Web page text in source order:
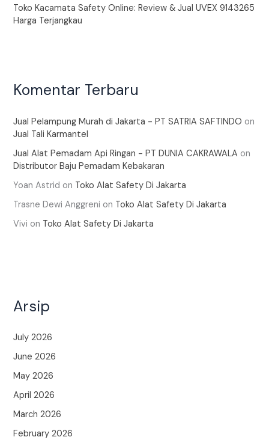
Toko Kacamata Safety Online: Review & Jual UVEX 9143265
Harga Terjangkau
Komentar Terbaru
Jual Pelampung Murah di Jakarta - PT SATRIA SAFTINDO on
Jual Tali Karmantel
Jual Alat Pemadam Api Ringan - PT DUNIA CAKRAWALA on
Distributor Baju Pemadam Kebakaran
Yoan Astrid on Toko Alat Safety Di Jakarta
Trasne Dewi Anggreni on Toko Alat Safety Di Jakarta
Vivi on Toko Alat Safety Di Jakarta
Arsip
July 2026
June 2026
May 2026
April 2026
March 2026
February 2026